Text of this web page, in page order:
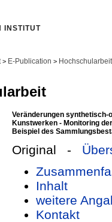
INSTITUT
> E-Publication >
Veränderungen synthetisch-
Kunstwerken - Monitoring
Beispiel des
Original -
Inhalt
weitere
Kontakt